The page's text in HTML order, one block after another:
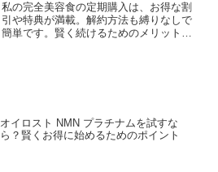
私の完全美容食の定期購入は、お得な割
引や特典が満載。解約方法も縛りなしで
簡単です。賢く続けるためのメリット・
オイロスト NMN プラチナムを試すな
ら？賢くお得に始めるためのポイント